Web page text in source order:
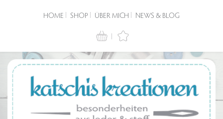
HOME SHOP ÜBER MICH NEWS & BLOG